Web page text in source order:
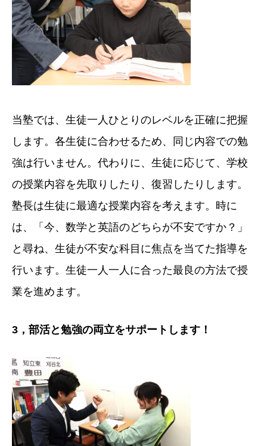
当塾では、生徒一人ひとりのレベルを正確に把握
します。各生徒に合わせるため、同じ内容での勉
強は行いません。代わりに、生徒に応じて、学校
の授業内容を先取りしたり、復習したりします。
塾長は生徒に最適な授業内容を考えます。時に
は、「今、数学と英語のどちらが不安ですか？」
と尋ね、生徒が不安な科目に焦点を当てた指導を
行います。生徒一人一人に合った最良の方法で授
業を進めます。
3 ，部活と勉強の両立をサポートします！